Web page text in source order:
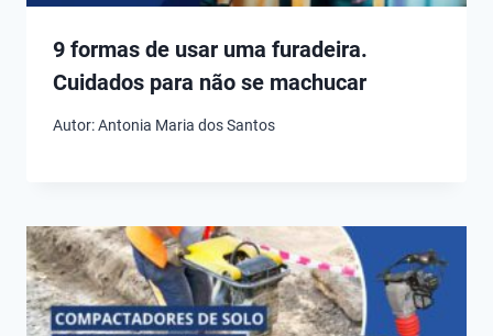
9 formas de usar uma furadeira.
Cuidados para não se machucar
Autor:Antonia Maria dos Santos